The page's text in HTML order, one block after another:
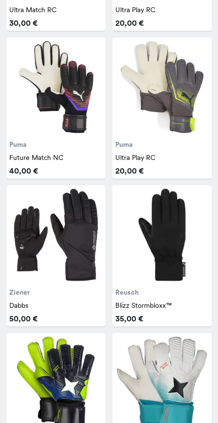
Ultra Match RC
30,00 €
Ultra Play RC
20,00 €
Puma
Future Match NC
40,00 €
Puma
Ultra Play RC
20,00 €
Ziener
Dabbs
50,00 €
Reusch
Blizz Stormbloxx™
35,00 €